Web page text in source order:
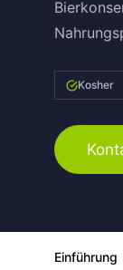
Kosher
Einführung